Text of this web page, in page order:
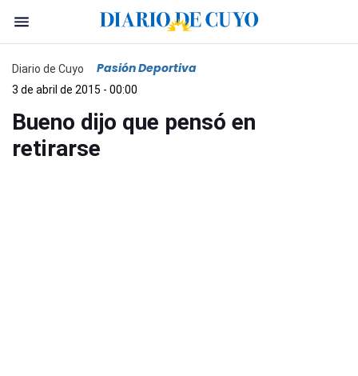
Diario de Cuyo Pasión Deportiva
3 de abril de 2015 - 00:00
Bueno dijo que pensó en
retirarse